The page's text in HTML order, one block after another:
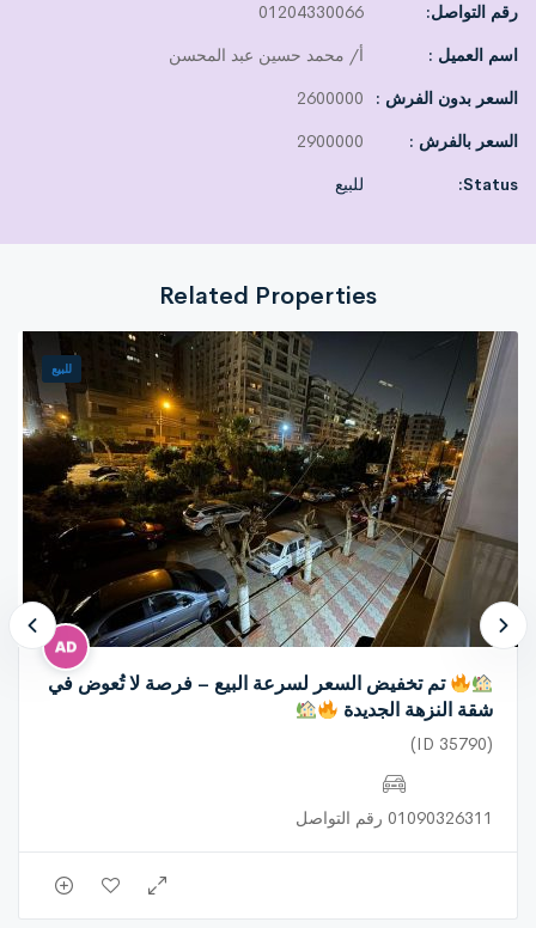
3 غرف نوم (منهم ماستر + دريسنج)
3 حمّامات
تراس بإطلالة مميّزة
موقع ممتاز وحيوي
قريب من جميع الخدمات والمواصلات
للجادين فقط – فرصة لا تتكرر
#شقة_للبيع #الهرم #فيصل #عقار_مميز #سوبر_لوكس
#شقق_مفروشة #استثمار_عقاري #عقارات_مصر
رقم التواصل:
01204330066
اسم العميل :
أ/ محمد حسين عبد المحسن
السعر بدون الفرش :
2600000
السعر بالفرش :
2900000
Status:
للبيع
Related Properties
للبيع
تم تخفيض السعر لسرعة البيع – فرصة لا تُعوض في
شقة النزهة الجديدة
(ID 35790)
01090326311 رقم التواصل